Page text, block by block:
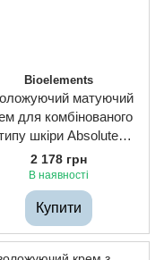
Bioelements
матуючий
для комбінованого
шкіри Absolute
Moisture, 73ml
2 178 грн
В наявності
Купити